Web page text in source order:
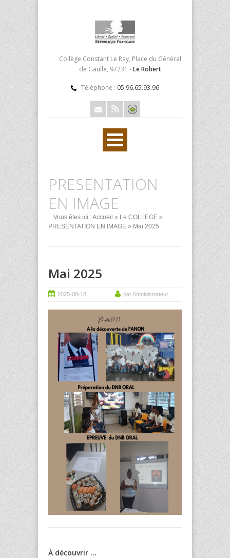
Collège Constant Le Ray, Place du Général
de Gaulle, 97231 -Le Robert
Téléphone : 05.96.65.93.96
PRESENTATION
EN IMAGE
Vous êtes ici :Accueil » Le COLLEGE »
PRESENTATION EN IMAGE » Mai 2025
Mai 2025
2025-08-18 par Administrateur
À découvrir ...